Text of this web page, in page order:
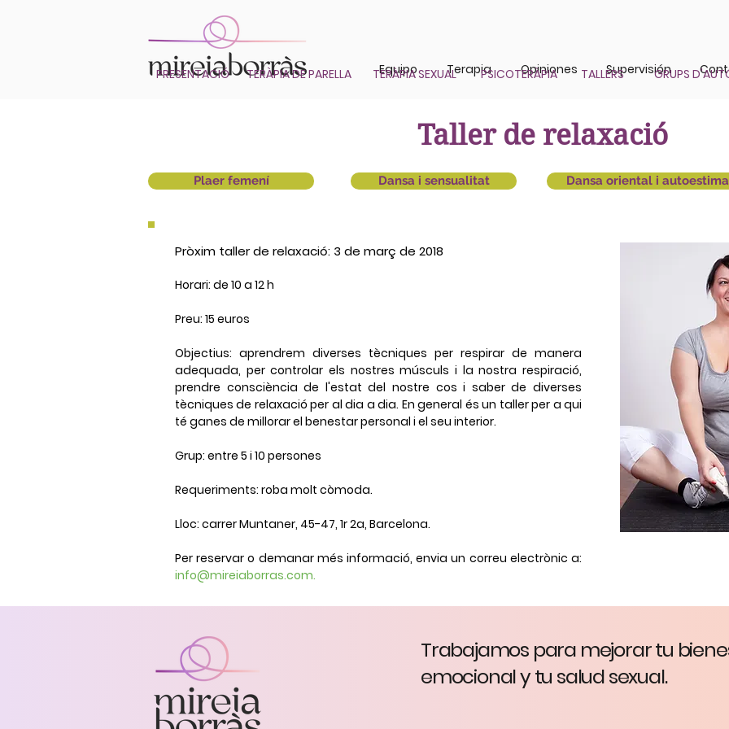
Equipo Terapia Opiniones Supervisión
PRESENTACIÓ TERÀPIA DE PARELLA TERÀPIA SEXUAL PSICOTERÀPIA TALLERS GRUPS
Taller de relaxació
Plaer femení Dansa i sensualitat Dansa oriental i autoestima
Pròxim taller de relaxació: 3 de març de 2018
Horari: de 10 a 12 h
Preu: 15 euros
Objectius: aprendrem diverses tècniques per respirar de manera
adequada, per controlar els nostres músculs i la nostra respiració,
prendre consciència de l'estat del nostre cos i saber de diverses
tècniques de relaxació per al dia a dia. En general és un taller per a qui
té ganes de millorar el benestar personal i el seu interior.
Grup: entre 5 i 10 persones
Requeriments: roba molt còmoda.
Lloc: carrer Muntaner, 45-47, 1r 2a, Barcelona.
Per reservar o demanar més informació, envia un correu electrònic a:
info@mireiaborras.com.
Mireia Borràs - Sexologia, teràpia de parella i psicoteràpia -info@mireiaborras.com - +34 606 200 188
Trabajamos para mejorar tu
emocional y tu salud sexual.